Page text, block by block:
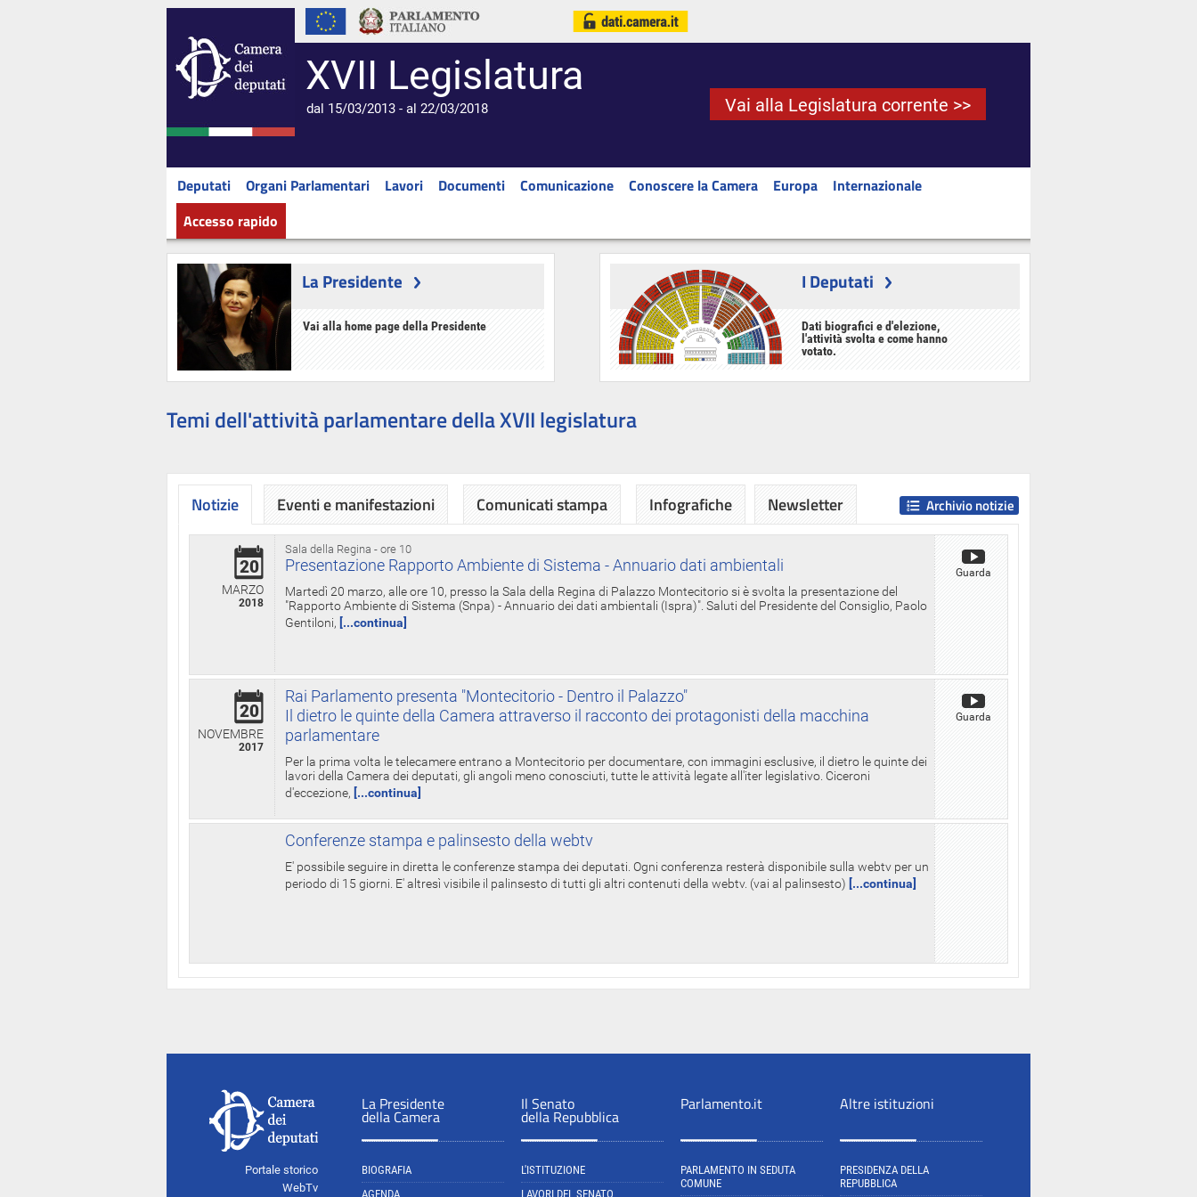
XVII Legislatura
dal 15/03/2013 - al 22/03/2018 Vai alla Legislatura corrente >>
Deputati Organi Parlamentari Lavori Documenti Comunicazione Conoscere la Camera Europa
Internazionale
Accesso rapido
La Presidente
Vai alla home page della Presidente
I Deputati
Dati biografici e d'elezione,
l'attività svolta e come hanno
votato.
Temi dell'attività parlamentare della XVII legislatura
Notizie
Sala della Regina - ore 10
20
MARZO
2018
Presentazione Rapporto Ambiente di Sistema - Annuario dati ambientali
Martedì 20 marzo, alle ore 10, presso la Sala della Regina di Palazzo Montecitorio si è svolta la presentazione del
"Rapporto Ambiente di Sistema (Snpa) - Annuario dei dati ambientali (Ispra)". Saluti del Presidente del Consiglio, Paolo
Gentiloni, [...continua]
Guarda
20
NOVEMBRE
2017
Rai Parlamento presenta "Montecitorio - Dentro il Palazzo"
Il dietro le quinte della Camera attraverso il racconto dei protagonisti della macchina
parlamentare
Per la prima volta le telecamere entrano a Montecitorio per documentare, con immagini esclusive, il dietro le quinte dei
lavori della Camera dei deputati, gli angoli meno conosciuti, tutte le attività legate all'iter legislativo. Ciceroni
d'eccezione, [...continua]
Guarda
Conferenze stampa e palinsesto della webtv
E' possibile seguire in diretta le conferenze stampa dei deputati. Ogni conferenza resterà disponibile sulla webtv per un
periodo di 15 giorni. E' altresì visibile il palinsesto di tutti gli altri contenuti della webtv. (vai al palinsesto) [...continua]
Archivio notizie
Eventi e manifestazioni Comunicati stampa Infografiche Newsletter
Portale storico
WebTv
La Presidente
della Camera
BIOGRAFIA
AGENDA
Il Senato
della Repubblica
L'ISTITUZIONE
LAVORI DEL SENATO
Parlamento.it
PARLAMENTO IN SEDUTA
COMUNE
Altre istituzioni
PRESIDENZA DELLA
REPUBBLICA